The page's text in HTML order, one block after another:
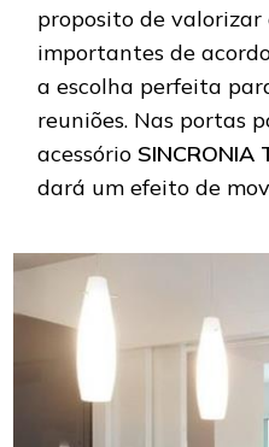
proposito de
importantes de
a escolha perfeita
reuniões. Nas portas
acessório SINCRONIA
dará um efeito de